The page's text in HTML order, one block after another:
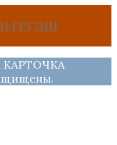
ГРУЗИИ
КАРТОЧКА